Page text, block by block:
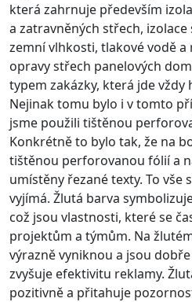
která zahrnuje především
a zatravněných střech,
zemní vlhkosti, tlakové vodě
opravy střech panelových
typem zakázky, která jde vždy
Nejinak tomu bylo i v tomto
jsme použili tištěnou
Konkrétně to bylo tak, že na
tištěnou perforovanou fólií a
umístěny řezané texty. To vše
vyjímá. Žlutá barva
což jsou vlastnosti, které se
projektům a týmům. Na
výrazně vyniknou a jsou
zvyšuje efektivitu reklamy.
pozitivně a přitahuje